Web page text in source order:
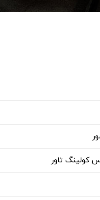
تاور